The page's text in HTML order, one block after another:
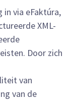
via eFaktúra,
XML-
Door zich
van
van de